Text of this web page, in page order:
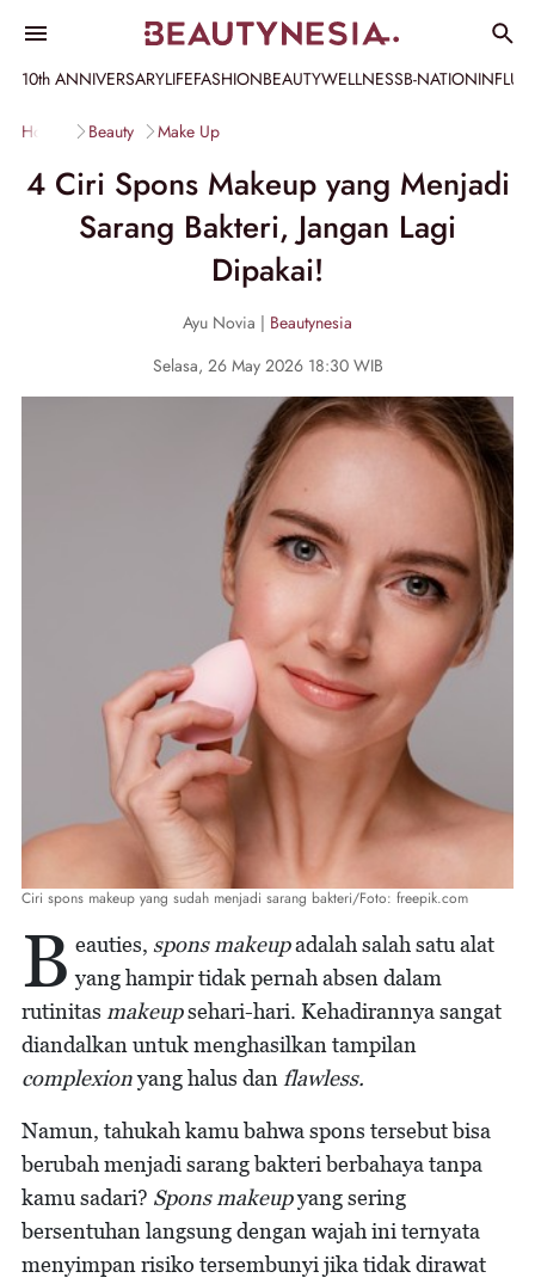
10th ANNIVERSARYLIFEFASHIONBEAUTYWELLNESSB-NATION
Home Beauty Make Up
4 Ciri Spons Makeup yang Menjadi
Sarang Bakteri, Jangan Lagi
Dipakai!
Ayu Novia | Beautynesia
Selasa, 26 May 2026 18:30 WIB
Ciri spons makeup yang sudah menjadi sarang bakteri/Foto: freepik.com
B eauties, spons makeupadalah salah satu alat
yang hampir tidak pernah absen dalam
rutinitas makeupsehari-hari. Kehadirannya sangat
diandalkan untuk menghasilkan tampilan
complexionyang halus dan flawless.
Namun, tahukah kamu bahwa spons tersebut bisa
berubah menjadi sarang bakteri berbahaya tanpa
kamu sadari? Spons makeupyang sering
bersentuhan langsung dengan wajah ini ternyata
menyimpan risiko tersembunyi jika tidak dirawat